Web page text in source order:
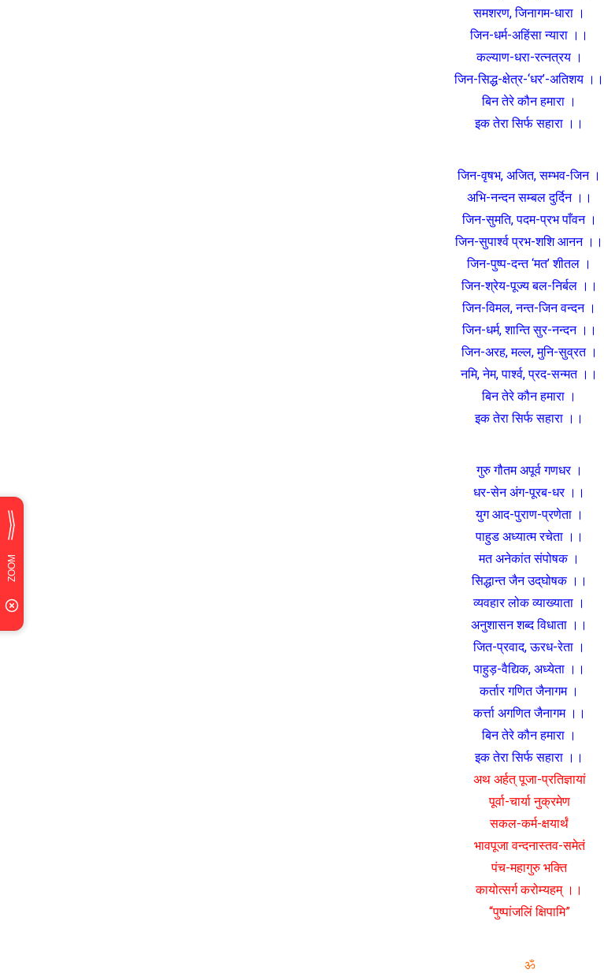
समशरण, जिनागम-धारा ।
जिन-धर्म-अहिंसा न्यारा ।।
कल्याण-धरा-रत्नत्रय ।
जिन-सिद्ध-क्षेत्र-‘धर’-अतिशय ।।
बिन तेरे कौन हमारा ।
इक तेरा सिर्फ सहारा ।।
जिन-वृषभ, अजित, सम्भव-जिन ।
अभि-नन्दन सम्बल दुर्दिन ।।
जिन-सुमति, पदम-प्रभ पाँवन ।
जिन-सुपार्श्व प्रभ-शशि आनन ।।
जिन-पुष्प-दन्त ‘मत’ शीतल ।
जिन-श्रेय-पूज्य बल-निर्बल ।।
जिन-विमल, नन्त-जिन वन्दन ।
जिन-धर्म, शान्ति सुर-नन्दन ।।
जिन-अरह, मल्ल, मुनि-सुव्रत ।
नमि, नेम, पार्श्व, प्रद-सन्मत ।।
बिन तेरे कौन हमारा ।
इक तेरा सिर्फ सहारा ।।
गुरु गौतम अपूर्व गणधर ।
धर-सेन अंग-पूरब-धर ।।
युग आद-पुराण-प्रणेता ।
पाहुड अध्यात्म रचेता ।।
मत अनेकांत संपोषक ।
सिद्धान्त जैन उद्‌घोषक ।।
व्यवहार लोक व्याख्याता ।
अनुशासन शब्द विधाता ।।
जित-प्रवाद, ऊरध-रेता ।
पाहुड़-वैद्यिक, अध्येता ।।
कर्तार गणित जैनागम ।
कर्त्ता अगणित जैनागम ।।
बिन तेरे कौन हमारा ।
इक तेरा सिर्फ सहारा ।।
अथ अर्हत् पूजा-प्रतिज्ञायां
पूर्वा-चार्या नुक्रमेण
सकल-कर्म-क्षयार्थं
भावपूजा वन्दनास्तव-समेतं
पंच-महागुरु भक्ति
कायोत्सर्ग करोम्यहम् ।।
“पुष्पांजलिं क्षिपामि”
ॐ